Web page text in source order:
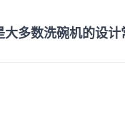
多数洗碗机的设计